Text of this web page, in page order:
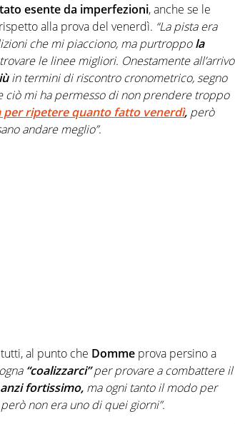
esente da imperfezioni, anche se le
alla prova del venerdì. “La pista era
che mi piacciono, ma purtroppola
le linee migliori. Onestamente all’arrivo
in termini di riscontro cronometrico, segno
ciò mi ha permesso di non prendere troppo
per ripetere quanto fatto venerdì, però
andare meglio”.
al punto che Domme prova persino a
“coalizzarci”per provare a combattere il
fortissimo, ma ogni tanto il modo per
non era uno di quei giorni”.